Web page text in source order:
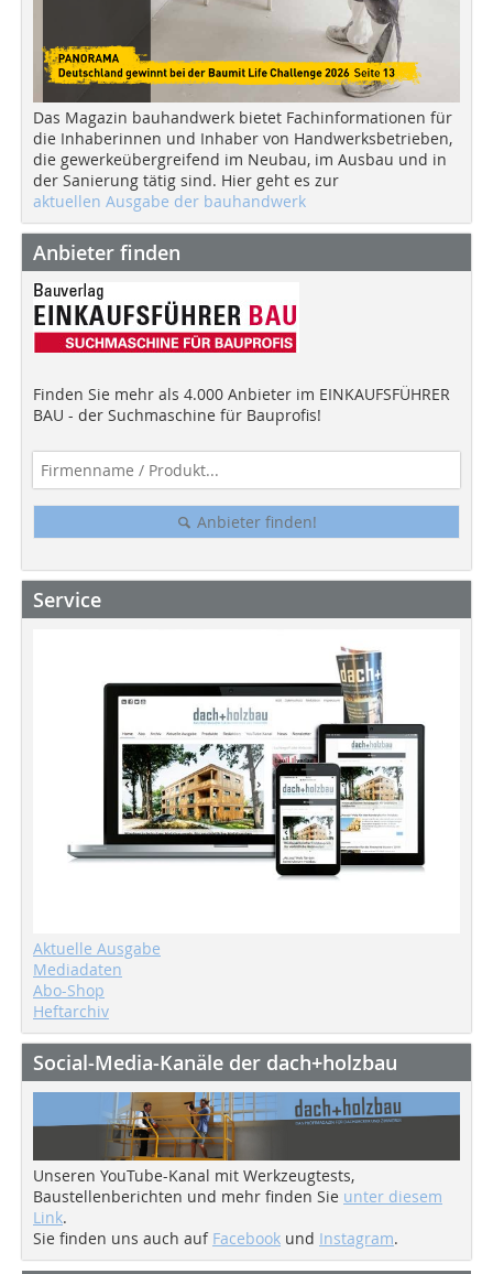
Das Magazin bauhandwerk bietet Fachinformationen für
die Inhaberinnen und Inhaber von Handwerksbetrieben,
die gewerkeübergreifend im Neubau, im Ausbau und in
der Sanierung tätig sind. Hier geht es zur
aktuellen Ausgabe der bauhandwerk
Anbieter finden
Finden Sie mehr als 4.000 Anbieter im EINKAUFSFÜHRER
BAU - der Suchmaschine für Bauprofis!
Anbieter finden!
Service
Aktuelle Ausgabe
Mediadaten
Abo-Shop
Heftarchiv
Social-Media-Kanäle der dach+holzbau
Unseren YouTube-Kanal mit Werkzeugtests,
Baustellenberichten und mehr finden Sie unter diesem
Link.
Sie finden uns auch auf Facebook und Instagram.